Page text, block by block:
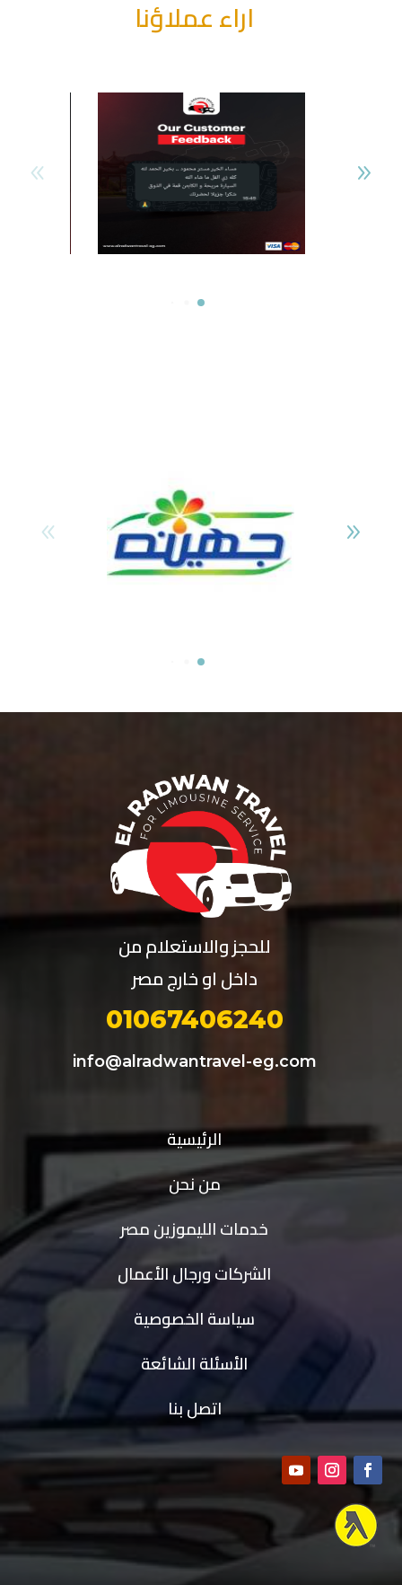
اراء عملاؤنا
للحجز والاستعلام من
داخل او خارج مصر
01067406240
info@alradwantravel-eg.com
الرئيسية
من نحن
خدمات الليموزين مصر
الشركات ورجال الأعمال
سياسة الخصوصية
الأسئلة الشائعة
اتصل بنا